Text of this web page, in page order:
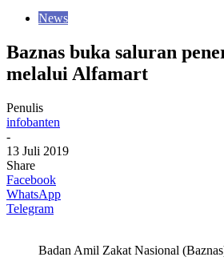
News
Baznas buka saluran
melalui Alfamart
Penulis
infobanten
-
13 Juli 2019
Share
Facebook
WhatsApp
Telegram
Badan Amil Zakat Nasional